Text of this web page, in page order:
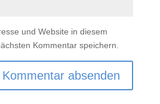
und Website in diesem
Kommentar speichern.